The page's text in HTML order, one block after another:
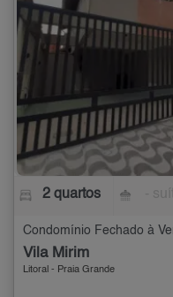
2 quartos
Vila Mirim
Litoral - Praia Grande